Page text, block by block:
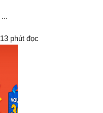
...
13 phút đọc